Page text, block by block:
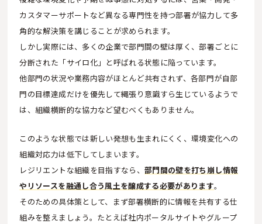
カスタマーサポートなど異なる専門性を持つ部署が協力して多
角的な解決策を講じることが求められます。
しかし実際には、多くの企業で部門間の壁は厚く、部署ごとに
分断された「サイロ化」と呼ばれる状態に陥っています。
他部門の状況や業務内容がほとんど共有されず、各部門が自部
門の目標達成だけを優先して縄張り意識すら生じているようで
は、組織横断的な協力など望むべくもありません。
このような状態では新しい発想も生まれにくく、環境変化への
組織対応力は低下してしまいます。
レジリエントな組織を目指すなら、部門間の壁を打ち崩し情報
やリソースを融通し合う風土を醸成する必要があります。
そのための具体策として、まず部署横断的に情報を共有する仕
組みを整えましょう。たとえば社内ポータルサイトやグループ